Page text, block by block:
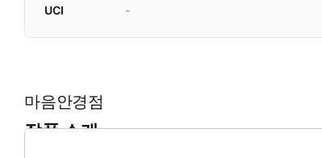
UCI
-
마음안경점
작품 소개